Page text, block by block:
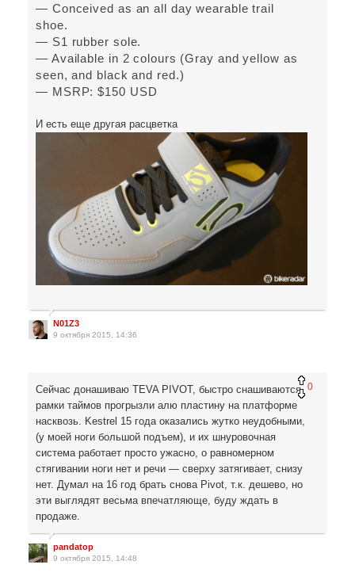
— Conceived as an all day wearable trail
shoe.
— S1 rubber sole.
— Available in 2 colours (Gray and yellow as
seen, and black and red.)
— MSRP: $150 USD
И есть еще другая расцветка
N01Z3
9 октября 2015, 14:36
0
Сейчас донашиваю TEVA PIVOT, быстро снашиваются,
рамки таймов прогрызли алю пластину на платформе
насквозь. Kestrel 15 года оказались жутко неудобными,
(у моей ноги большой подъем), и их шнуровочная
система работает просто ужасно, о равномерном
стягивании ноги нет и речи — сверху затягивает, снизу
нет. Думал на 16 год брать снова Pivot, т.к. дешево, но
эти выглядят весьма впечатляюще, буду ждать в
продаже.
pandatop
9 октября 2015, 14:48